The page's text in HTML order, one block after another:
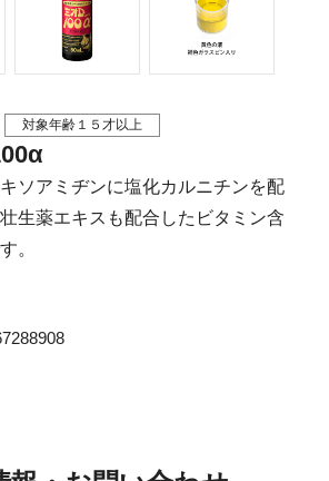
対象年齢１５才以上
ソアミヂンに塩化カルニチンを配
生薬エキスも配合したビタミン含
。